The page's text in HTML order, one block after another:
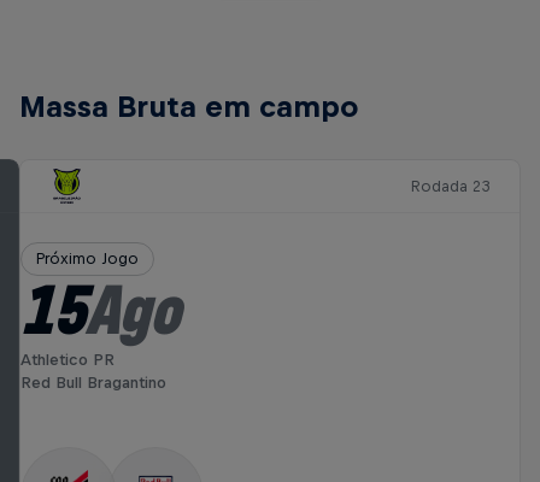
Massa Bruta em campo
Rodada 23
Próximo Jogo
15Ago
Athletico PR
Red Bull Bragantino